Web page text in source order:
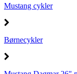
Mustang cykler
Børnecykler